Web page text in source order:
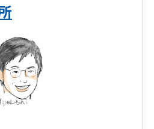
飲食業、美容理容業、不動
広く経験してきました。
ら上場企業まで対応可能で
たします。
きるようにご支援いたしま